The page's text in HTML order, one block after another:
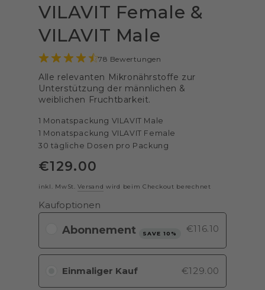
VILAVIT Female &
VILAVIT Male
78 Bewertungen
Alle relevanten Mikronährstoffe zur
Unterstützung der männlichen &
weiblichen Fruchtbarkeit.
1 Monatspackung VILAVIT Male
1 Monatspackung VILAVIT Female
30 tägliche Dosen pro Packung
Regulärer
Preis
€129.00
inkl. MwSt.Versand wird beim Checkout berechnet
Kaufoptionen
SAVE 10% €116.10
Einmaliger Kauf €129.00